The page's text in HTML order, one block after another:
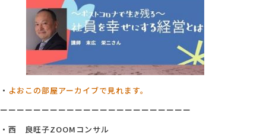
・ よおこの部屋アーカイブで見れます。
ーーーーーーーーーーーーーーーーーーーーーーー
・西 良旺子ZOOMコンサル